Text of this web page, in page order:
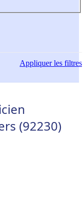
Appliquerles filtres
(92230)